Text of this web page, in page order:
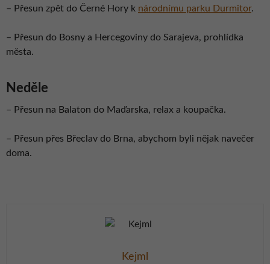
– Přesun zpět do Černé Hory k národnímu parku Durmitor.
– Přesun do Bosny a Hercegoviny do Sarajeva, prohlídka
města.
Neděle
– Přesun na Balaton do Maďarska, relax a koupačka.
– Přesun přes Břeclav do Brna, abychom byli nějak navečer
doma.
Kejml